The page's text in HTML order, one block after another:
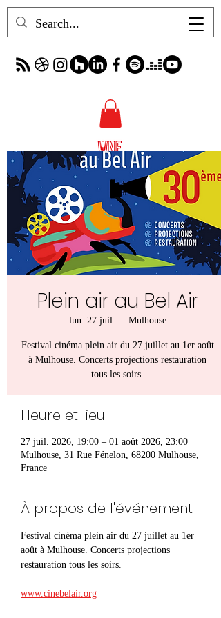
Plein air au Bel Air
lun. 27 juil.
  |
Mulhouse
Festival cinéma plein air du 27 juillet au 1er août
à Mulhouse. Concerts projections restauration
tous les soirs.
Heure et lieu
27 juil. 2026, 19:00 – 01 août 2026, 23:00
Mulhouse, 31 Rue Fénelon, 68200 Mulhouse,
France
À propos de l'événement
Festival cinéma plein air du 27 juillet au 1er
août à Mulhouse. Concerts projections
restauration tous les soirs.
www.cinebelair.org